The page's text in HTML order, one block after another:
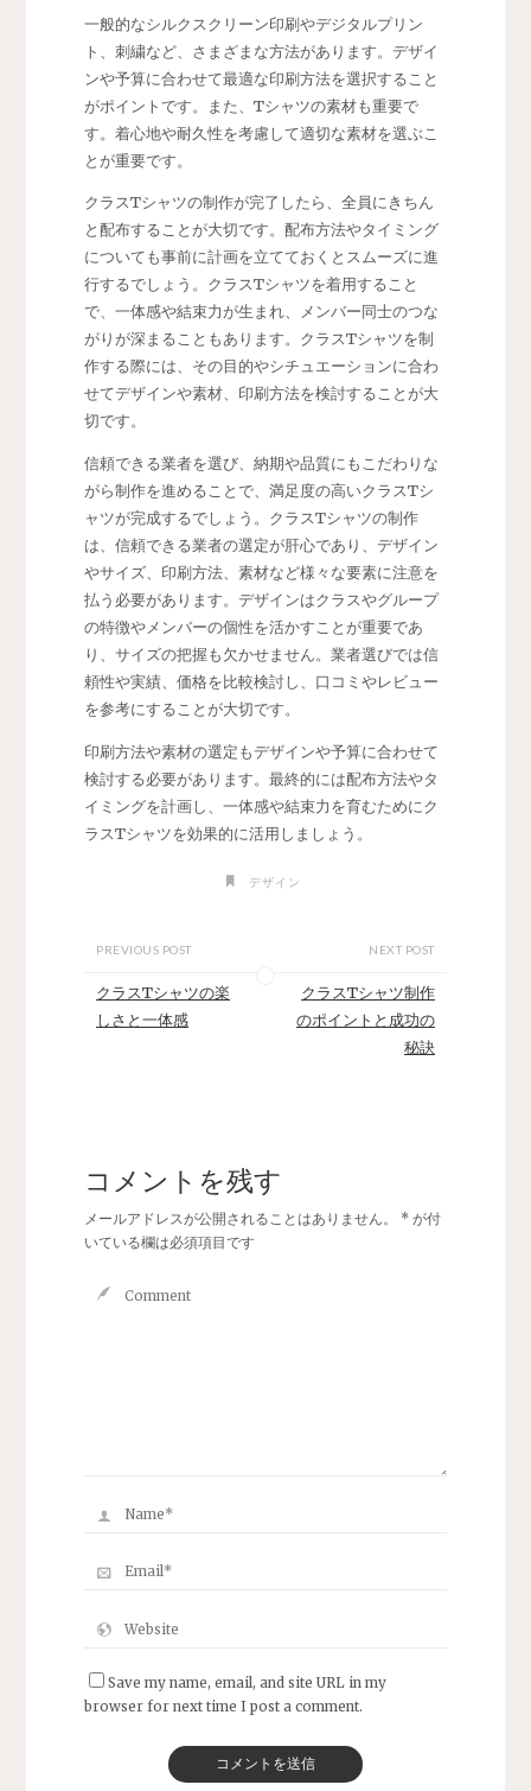
一般的なシルクスクリーン印刷やデジタルプリン
ト、刺繍など、さまざまな方法があります。デザイ
ンや予算に合わせて最適な印刷方法を選択すること
がポイントです。また、Tシャツの素材も重要で
す。着心地や耐久性を考慮して適切な素材を選ぶこ
とが重要です。
クラスTシャツの制作が完了したら、全員にきちん
と配布することが大切です。配布方法やタイミング
についても事前に計画を立てておくとスムーズに進
行するでしょう。クラスTシャツを着用すること
で、一体感や結束力が生まれ、メンバー同士のつな
がりが深まることもあります。クラスTシャツを制
作する際には、その目的やシチュエーションに合わ
せてデザインや素材、印刷方法を検討することが大
切です。
信頼できる業者を選び、納期や品質にもこだわりな
がら制作を進めることで、満足度の高いクラスTシ
ャツが完成するでしょう。クラスTシャツの制作
は、信頼できる業者の選定が肝心であり、デザイン
やサイズ、印刷方法、素材など様々な要素に注意を
払う必要があります。デザインはクラスやグループ
の特徴やメンバーの個性を活かすことが重要であ
り、サイズの把握も欠かせません。業者選びでは信
頼性や実績、価格を比較検討し、口コミやレビュー
を参考にすることが大切です。
印刷方法や素材の選定もデザインや予算に合わせて
検討する必要があります。最終的には配布方法やタ
イミングを計画し、一体感や結束力を育むためにク
ラスTシャツを効果的に活用しましょう。
デザイン
PREVIOUS POST
クラスTシャツの楽
しさと一体感
NEXT POST
クラスTシャツ制作
のポイントと成功の
秘訣
コメントを残す
メールアドレスが公開されることはありません。 *が付
いている欄は必須項目です
Save my name, email, and site URL in my
browser for next time I post a comment.